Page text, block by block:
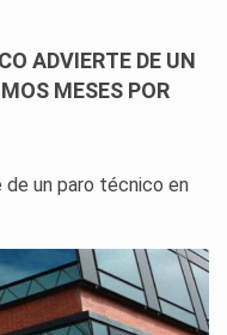
ADVIERTE DE UN
MESES POR
un paro técnico en